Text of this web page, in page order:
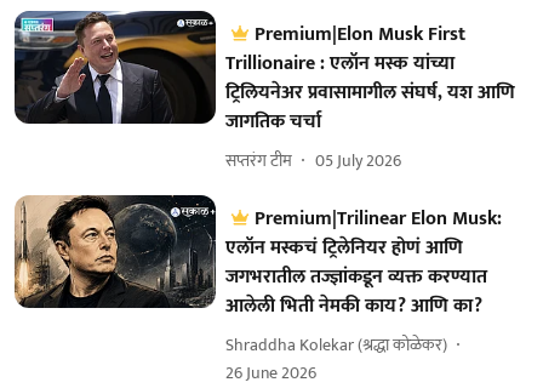
Premium|Elon Musk First
Trillionaire : एलॉन मस्क यांच्या
ट्रिलियनेअर प्रवासामागील संघर्ष, यश आणि
जागतिक चर्चा
सप्तरंग टीम 05 July 2026
Premium|Trilinear Elon Musk:
एलॉन मस्कचं ट्रिलेनियर होणं आणि
जगभरातील तज्ज्ञांकडून व्यक्त करण्यात
आलेली भिती नेमकी काय? आणि का?
Shraddha Kolekar (श्रद्धा कोळेकर)
26 June 2026